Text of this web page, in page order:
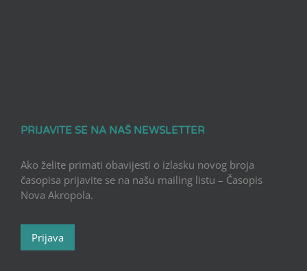
PRIJAVITE SE NA NAŠ NEWSLETTER
Ako želite primati obavijesti o izlasku novog broja
časopisa prijavite se na našu mailing listu – Časopis
Nova Akropola.
Prijava